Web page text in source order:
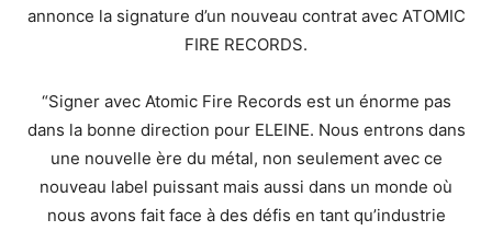
annonce la signature d’un nouveau contrat avec ATOMIC
FIRE RECORDS.
“Signer avec Atomic Fire Records est un énorme pas
dans la bonne direction pour ELEINE. Nous entrons dans
une nouvelle ère du métal, non seulement avec ce
nouveau label puissant mais aussi dans un monde où
nous avons fait face à des défis en tant qu’industrie